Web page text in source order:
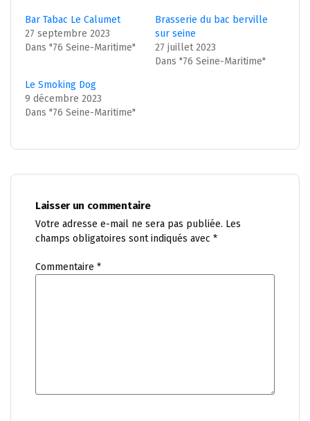
Bar Tabac Le Calumet
27 septembre 2023
Dans "76 Seine-Maritime"
Brasserie du bac berville
sur seine
27 juillet 2023
Dans "76 Seine-Maritime"
Le Smoking Dog
9 décembre 2023
Dans "76 Seine-Maritime"
Laisser un commentaire
Votre adresse e-mail ne sera pas publiée. Les
champs obligatoires sont indiqués avec *
Commentaire *